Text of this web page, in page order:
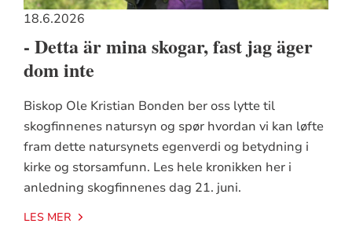
18.6.2026
- Detta är mina skogar, fast jag äger
dom inte
Biskop Ole Kristian Bonden ber oss lytte til
skogfinnenes natursyn og spør hvordan vi kan løfte
fram dette natursynets egenverdi og betydning i
kirke og storsamfunn. Les hele kronikken her i
anledning skogfinnenes dag 21. juni.
LES MER